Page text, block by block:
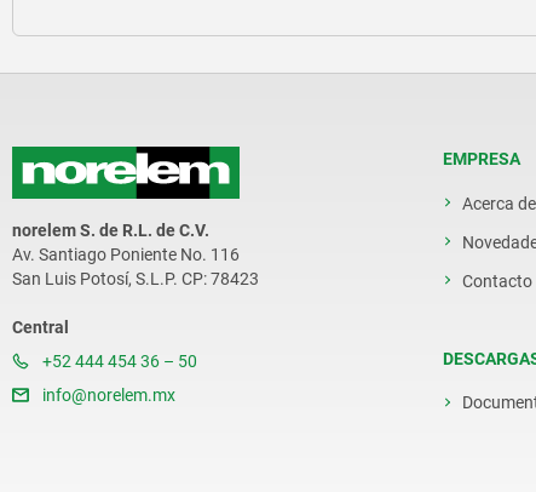
norelem S. de R.L. de C.V.
Av. Santiago Poniente No. 116
San Luis Potosí, S.L.P. CP: 78423
Central
+52 444 454 36 – 50
info@norelem.mx
EMPRESA
Acerca
Contacto